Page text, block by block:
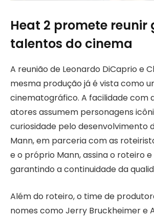
Heat 2 promete reunir
talentos do cinema
A reunião de Leonardo DiCaprio e
mesma produção já é vista como
cinematográfico. A facilidade com
atores assumem personagens
curiosidade pelo desenvolvimento
Mann, em parceria com as
e o próprio Mann, assina o roteiro
garantindo a continuidade da
Além do roteiro, o time de
nomes como Jerry Bruckheimer e